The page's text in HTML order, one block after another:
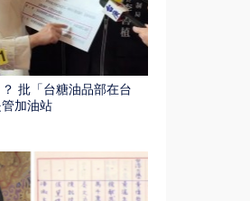
批「台糖油品部在台
加油站